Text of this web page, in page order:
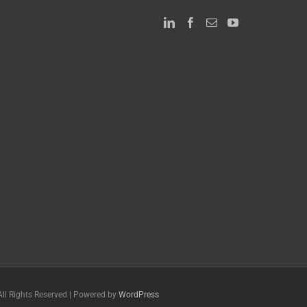
Rights Reserved | Powered by WordPress